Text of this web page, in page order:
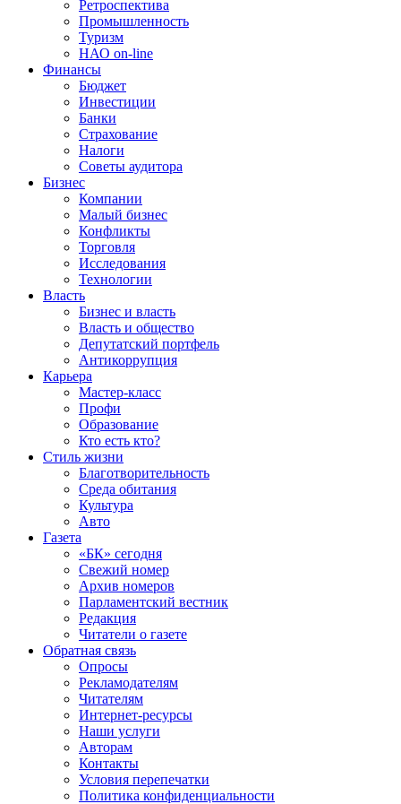
Ретроспектива
Промышленность
Туризм
НАО on-line
Финансы
Бюджет
Инвестиции
Банки
Страхование
Налоги
Советы аудитора
Бизнес
Компании
Малый бизнес
Конфликты
Торговля
Исследования
Технологии
Власть
Бизнес и власть
Власть и общество
Депутатский портфель
Антикоррупция
Карьера
Мастер-класс
Профи
Образование
Кто есть кто?
Стиль жизни
Благотворительность
Среда обитания
Культура
Авто
Газета
«БК» сегодня
Свежий номер
Архив номеров
Парламентский вестник
Редакция
Читатели о газете
Обратная связь
Опросы
Рекламодателям
Читателям
Интернет-ресурсы
Наши услуги
Авторам
Контакты
Условия перепечатки
Политика конфиденциальности